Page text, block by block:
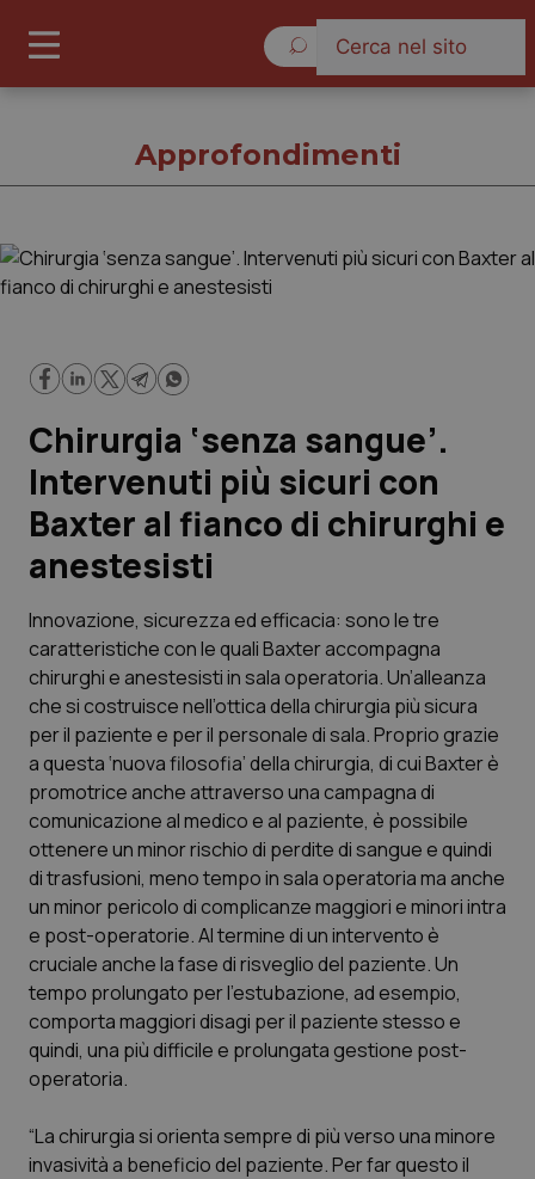
Governo e Parlamento
Regioni e Asl
Lavoro e Professioni
Studi e Analisi
Lettere al direttore
Edizioni Regionali
QS Pro
Professionisti Sanitari.AI
Abruzzo
Basilicata
Calabria
Campania
QS Pro Gold
Artrite & artrosi
Asma & BPCO
Car-T
QS Club Newsletter
Approfondimenti
Chirurgia ‘senza sangue’.
Intervenuti più sicuri con
Baxter al fianco di chirurghi e
anestesisti
Innovazione, sicurezza ed efficacia: sono le tre
caratteristiche con le quali Baxter accompagna
chirurghi e anestesisti in sala operatoria. Un’alleanza
che si costruisce nell’ottica della chirurgia più sicura
per il paziente e per il personale di sala. Proprio grazie
a questa ‘nuova filosofia’ della chirurgia, di cui Baxter è
promotrice anche attraverso una campagna di
comunicazione al medico e al paziente, è possibile
ottenere un minor rischio di perdite di sangue e quindi
di trasfusioni, meno tempo in sala operatoria ma anche
un minor pericolo di complicanze maggiori e minori intra
e post-operatorie. Al termine di un intervento è
cruciale anche la fase di risveglio del paziente. Un
tempo prolungato per l’estubazione, ad esempio,
comporta maggiori disagi per il paziente stesso e
quindi, una più difficile e prolungata gestione post-
operatoria.
“La chirurgia si orienta sempre di più verso una minore
invasività a beneficio del paziente. Per far questo il